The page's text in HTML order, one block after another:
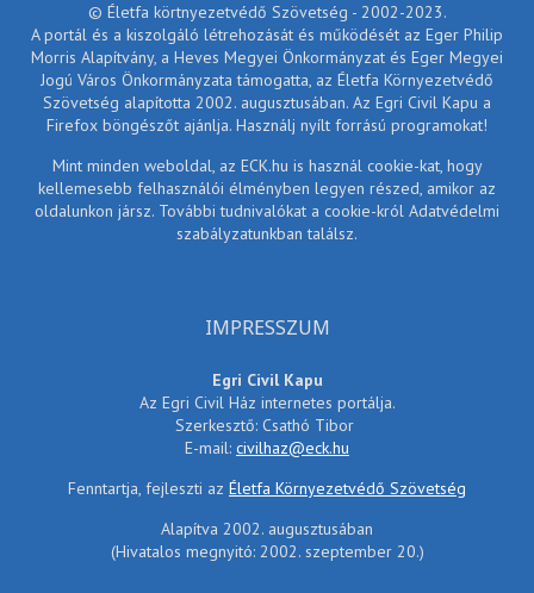
© Életfa körtnyezetvédő Szövetség - 2002-2023.
A portál és a kiszolgáló létrehozását és működését az Eger Philip
Morris Alapítvány, a Heves Megyei Önkormányzat és Eger Megyei
Jogú Város Önkormányzata támogatta, az Életfa Környezetvédő
Szövetség alapította 2002. augusztusában. Az Egri Civil Kapu a
Firefox böngészőt ajánlja. Használj nyílt forrású programokat!
Mint minden weboldal, az ECK.hu is használ cookie-kat, hogy
kellemesebb felhasználói élményben legyen részed, amikor az
oldalunkon jársz. További tudnivalókat a cookie-król Adatvédelmi
szabályzatunkban találsz.
IMPRESSZUM
Egri Civil Kapu
Az Egri Civil Ház internetes portálja.
Szerkesztő: Csathó Tibor
E-mail: civilhaz@eck.hu
Fenntartja, fejleszti az Életfa Környezetvédő Szövetség
Alapítva 2002. augusztusában
(Hivatalos megnyitó: 2002. szeptember 20.)